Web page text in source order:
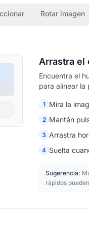
Rotar imagen
Arrastra el
Encuentra el
para alinear la
1 Mira la
2 Mantén
3 Arrastra
4 Suelta
Sugerencia:
rápidos